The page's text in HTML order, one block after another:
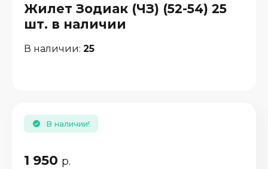
Жилет Зодиак (ЧЗ) (52-54) 25
шт. в наличии
В наличии: 25
В наличии!
1 950 р.